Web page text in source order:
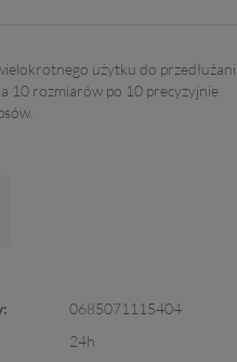
użytku do
10 rozmiarów po 10 precyzyjnie
0685071115404
24h